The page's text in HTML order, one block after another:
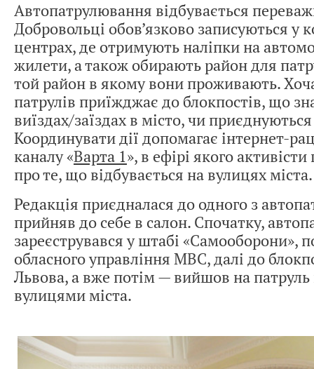
Автопатрулювання відбувається
Добровольці обов’язково записуються у
центрах, де отримують наліпки на
жилети, а також обирають район для
той район в якому вони проживають.
патрулів приїжджає до блокпостів, що
виїздах/заїздах в місто, чи
Координувати дії допомагає інтернет-
каналу «Варта 1», в ефірі якого
про те, що відбувається на вулицях міста.
Редакція приєдналася до одного з
прийняв до себе в салон. Спочатку,
зареєструвався у штабі «Самооборони»,
обласного управління МВС, далі до
Львова, а вже потім — вийшов на
вулицями міста.